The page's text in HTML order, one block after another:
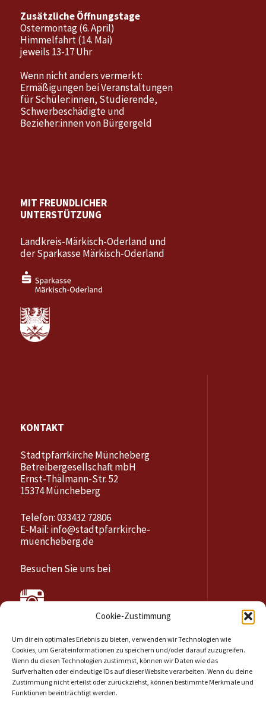
Cookie-Zustimmung
Um dir ein optimales Erlebnis zu bieten, verwenden wir Technologien wie
Cookies, um Geräteinformationen zu speichern und/oder darauf zuzugreifen.
Wenn du diesen Technologien zustimmst, können wir Daten wie das
Surfverhalten oder eindeutige IDs auf dieser Website verarbeiten. Wenn du deine
Zustimmung nicht erteilst oder zurückziehst, können bestimmte Merkmale und
Funktionen beeinträchtigt werden.
Zusätzliche Öffnungstage
Ostermontag (6. April)
Himmelfahrt (14. Mai)
jeweils 13-17 Uhr
Wenn nicht anders vermerkt:
Ermäßigungen bei Veranstaltungen
für Schüler:innen, Studierende,
Schwerbeschädigte und
Bezieher:innen von Bürgergeld
MIT FREUNDLICHER
UNTERSTÜTZUNG
Landkreis-Märkisch-Oderland und
der Sparkasse Märkisch-Oderland
KONTAKT
Stadtpfarrkirche Müncheberg
Betreibergesellschaft mbH
Ernst-Thälmann-Str. 52
15374 Müncheberg
Telefon: 033432 72806
E-Mail: info@stadtpfarrkirche-
muencheberg.de
Besuchen Sie uns bei